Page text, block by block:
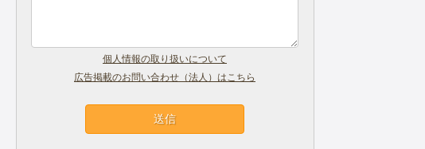
個人情報の取り扱いについて
広告掲載のお問い合わせ（法人）はこちら